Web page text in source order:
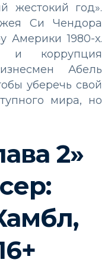
жестокий год».
Си Чендора
Америки 1980-х.
и коррупция
Абель
уберечь свой
мира, но
2»